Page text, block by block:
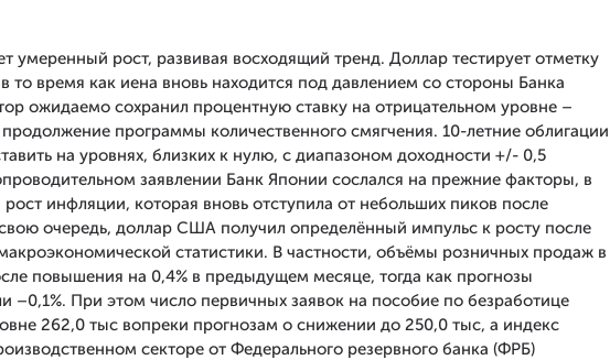
умеренный рост, развивая восходящий тренд. Доллар тестирует отметку
то время как иена вновь находится под давлением со стороны Банка
ожидаемо сохранил процентную ставку на отрицательном уровне –
продолжение программы количественного смягчения. 10-летние облигации
на уровнях, близких к нулю, с диапазоном доходности +/- 0,5
заявлении Банк Японии сослался на прежние факторы, в
инфляции, которая вновь отступила от небольших пиков после
очередь, доллар США получил определённый импульс к росту после
статистики. В частности, объёмы розничных продаж в
повышения на 0,4% в предыдущем месяце, тогда как прогнозы
–0,1%. При этом число первичных заявок на пособие по безработице
262,0 тыс вопреки прогнозам о снижении до 250,0 тыс, а индекс
секторе от Федерального резервного банка (ФРБ)